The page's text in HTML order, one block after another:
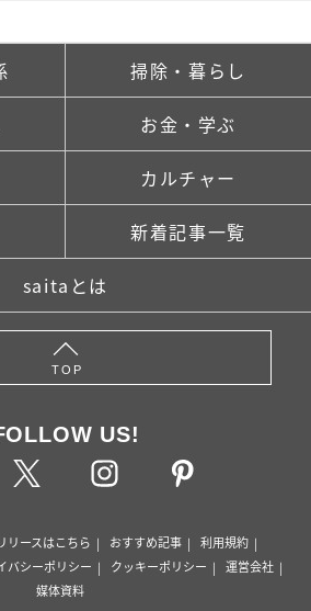
掃除・暮らし
お金・学ぶ
カルチャー
新着記事一覧
saitaとは
TOP
US!
リースはこちら おすすめ記事
利用規約
バシーポリシー クッキーポリシー
運営会社
媒体資料